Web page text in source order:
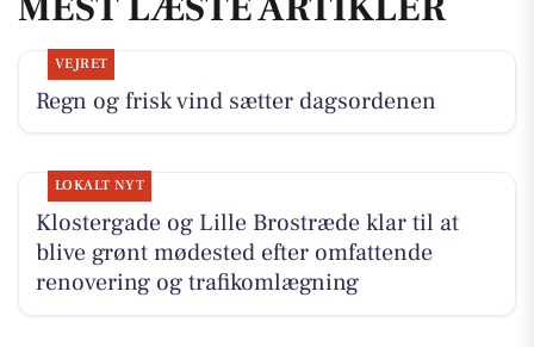
VEJRET
Regn og frisk vind sætter dagsordenen
LOKALT NYT
Klostergade og Lille Brostræde klar til at
blive grønt mødested efter omfattende
renovering og trafikomlægning